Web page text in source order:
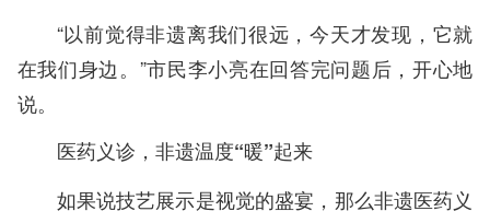
“以前觉得非遗离我们很远，今天才发现，它就
在我们身边。”市民李小亮在回答完问题后，开心地
说。
医药义诊，非遗温度“暖”起来
如果说技艺展示是视觉的盛宴，那么非遗医药义